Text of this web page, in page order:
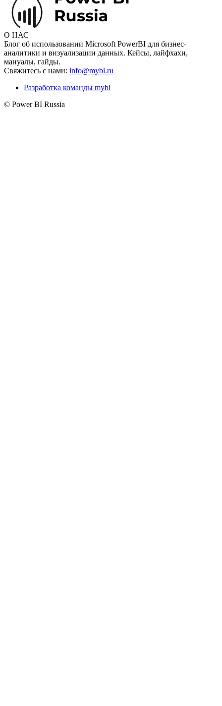
О НАС
Блог об использовании Microsoft PowerBI для бизнес-
аналитики и визуализации данных. Кейсы, лайфхахи,
мануалы, гайды.
Свяжитесь с нами: info@mybi.ru
Разработка команды mybi
© Power BI Russia